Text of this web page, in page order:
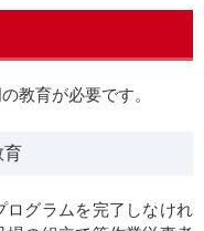
教育が必要です。
育
ログラムを完了しなけれ